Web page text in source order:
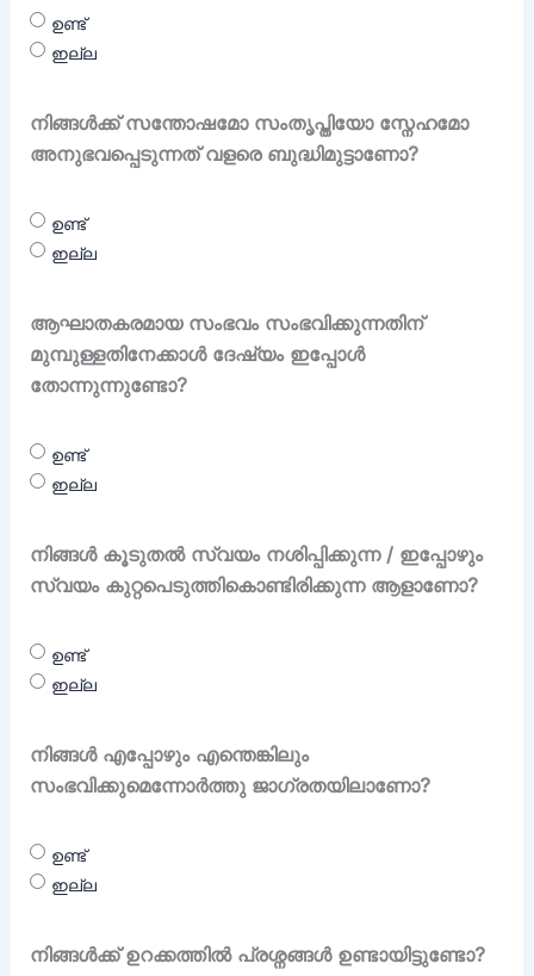
ഉണ്ട്
ഇല്ല
നിങ്ങൾക്ക് സന്തോഷമോ സംതൃപ്തിയോ സ്നേഹമോ
അനുഭവപ്പെടുന്നത് വളരെ ബുദ്ധിമുട്ടാണോ?
ഉണ്ട്
ഇല്ല
ആഘാതകരമായ സംഭവം സംഭവിക്കുന്നതിന്
മുമ്പുള്ളതിനേക്കാൾ ദേഷ്യം ഇപ്പോൾ
തോന്നുന്നുണ്ടോ?
ഉണ്ട്
ഇല്ല
നിങ്ങൾ കൂടുതൽ സ്വയം നശിപ്പിക്കുന്ന / ഇപ്പോഴും
സ്വയം കുറ്റപെടുത്തികൊണ്ടിരിക്കുന്ന ആളാണോ?
ഉണ്ട്
ഇല്ല
നിങ്ങൾ എപ്പോഴും എന്തെങ്കിലും
സംഭവിക്കുമെന്നോർത്തു ജാഗ്രതയിലാണോ?
ഉണ്ട്
ഇല്ല
നിങ്ങൾക്ക് ഉറക്കത്തിൽ പ്രശ്നങ്ങൾ ഉണ്ടായിട്ടുണ്ടോ?